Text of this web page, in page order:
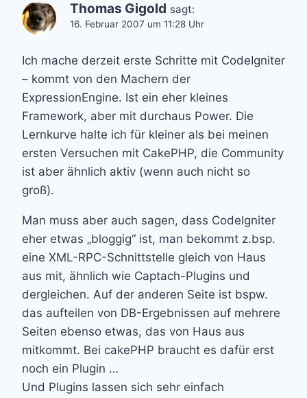
Thomas Gigold sagt:
16. Februar 2007 um 11:28 Uhr
Ich mache derzeit erste Schritte mit CodeIgniter
– kommt von den Machern der
ExpressionEngine. Ist ein eher kleines
Framework, aber mit durchaus Power. Die
Lernkurve halte ich für kleiner als bei meinen
ersten Versuchen mit CakePHP, die Community
ist aber ähnlich aktiv (wenn auch nicht so
groß).
Man muss aber auch sagen, dass CodeIgniter
eher etwas „bloggig“ ist, man bekommt z.bsp.
eine XML-RPC-Schnittstelle gleich von Haus
aus mit, ähnlich wie Captach-Plugins und
dergleichen. Auf der anderen Seite ist bspw.
das aufteilen von DB-Ergebnissen auf mehrere
Seiten ebenso etwas, das von Haus aus
mitkommt. Bei cakePHP braucht es dafür erst
noch ein Plugin …
Und Plugins lassen sich sehr einfach